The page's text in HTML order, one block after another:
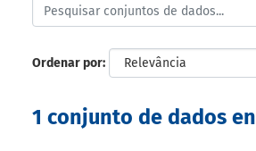
Ordenar por
1 conjunto de dados